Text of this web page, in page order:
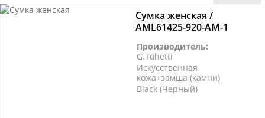
Сумка женская /
AML61425-920-AM-1
Производитель:
G.Tohetti
Искусственная
кожа+замша (камни)
Black (Черный)